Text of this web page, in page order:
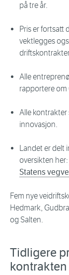
på tre år.
Pris er fortsatt
vektlegges
Alle
rapportere
Alle kontrakter
innovasjon.
Landet er delt
oversikten her:
Statens
Fem nye
Hedmark,
og Salten.
Tidligere
kontrakten